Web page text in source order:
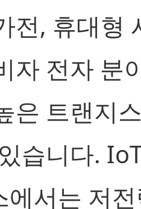
전, 휴대형
자 전자 분
은 트랜지
습니다.
에서는 저